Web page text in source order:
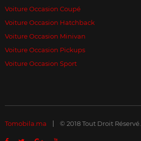
Voiture Occasion Coupé
Voiture Occasion Hatchback
Voiture Occasion Minivan
Voiture Occasion Pickups
Voiture Occasion Sport
Tomobila.ma © 2018 Tout Droit Réservé.